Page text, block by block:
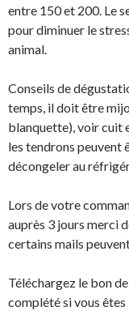
entre 150 et 200. Le
pour diminuer le
animal.
Conseils de
temps, il doit être
blanquette), voir cuit
les tendrons peuvent
décongeler au
Lors de votre
auprès 3 jours merci
certains mails
Téléchargez le bon
complété si vous êtes